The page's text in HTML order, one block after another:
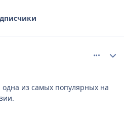
одна из самых популярных на